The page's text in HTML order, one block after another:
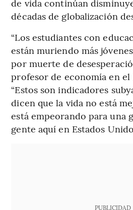
de vida continúan
décadas de globalización
“Los estudiantes con
están muriendo más
por muerte de
profesor de economía en el
“Estos son indicadores
dicen que la vida no está
está empeorando para una
gente aquí en Estados
PUBLICIDAD